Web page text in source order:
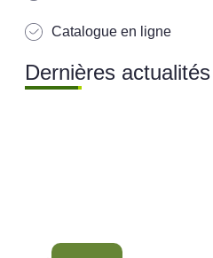
Catalogue en ligne
Dernières actualités